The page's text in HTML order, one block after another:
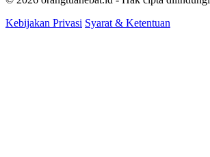
Kebijakan Privasi Syarat & Ketentuan